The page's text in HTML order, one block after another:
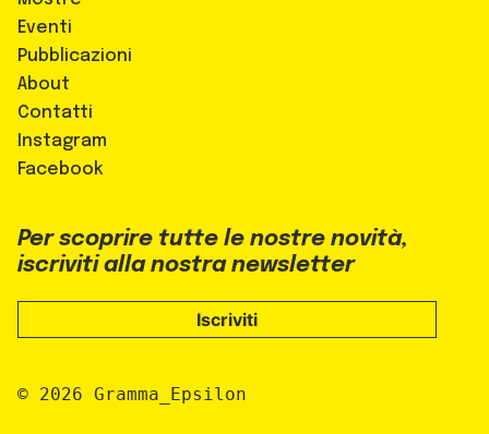
Eventi
Pubblicazioni
About
Contatti
Instagram
Facebook
Per scoprire tutte le nostre novità,
iscriviti alla nostra newsletter
Iscriviti
© 2026 Gramma_Epsilon